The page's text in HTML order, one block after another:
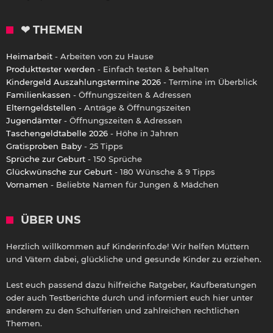
❤ THEMEN
Heimarbeit - Arbeiten von zu Hause
Produkttester werden - Einfach testen & behalten
Kindergeld Auszahlungstermine 2026 - Termine im Überblick
Familienkassen - Öffnungszeiten & Adressen
Elterngeldstellen - Anträge & Öffnungszeiten
Jugendämter - Öffnungszeiten & Adressen
Taschengeldtabelle 2026 - Höhe in Jahren
Gratisproben Baby - 25 Tipps
Sprüche zur Geburt - 150 Sprüche
Glückwünsche zur Geburt - 180 Wünsche & 9 Tipps
Vornamen - Beliebte Namen für Jungen & Mädchen
ÜBER UNS
Herzlich willkommen auf Kinderinfo.de! Wir helfen Müttern
und Vätern dabei, glückliche und gesunde Kinder zu erziehen.
Lest euch passend dazu hilfreiche Ratgeber, Kaufberatungen
oder auch Testberichte durch und informiert euch hier unter
anderem zu den Schulferien und zahlreichen rechtlichen
Themen.